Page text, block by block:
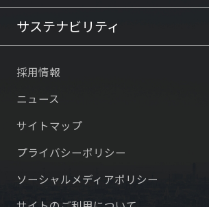
サステナビリティ
採用情報
ニュース
サイトマップ
プライバシーポリシー
ソーシャルメディアポリシー